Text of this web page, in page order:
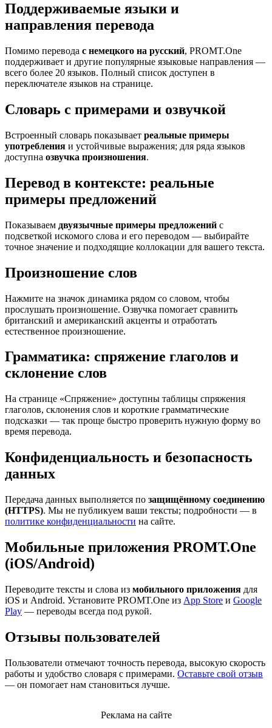
Поддерживаемые языки и
направления перевода
Помимо перевода с немецкого на русский, PROMT.One
поддерживает и другие популярные языковые направления —
всего более 20 языков. Полный список доступен в
переключателе языков на странице.
Словарь с примерами и озвучкой
Встроенный словарь показывает реальные примеры
употребления и устойчивые выражения; для ряда языков
доступна озвучка произношения.
Перевод в контексте: реальные
примеры предложений
Показываем двуязычные примеры предложений с
подсветкой искомого слова и его переводом — выбирайте
точное значение и подходящие коллокации для вашего текста.
Произношение слов
Нажмите на значок динамика рядом со словом, чтобы
прослушать произношение. Озвучка помогает сравнить
британский и американский акценты и отработать
естественное произношение.
Грамматика: спряжение глаголов и
склонение слов
На странице «Спряжение» доступны таблицы спряжения
глаголов, склонения слов и короткие грамматические
подсказки — так проще быстро проверить нужную форму во
время перевода.
Конфиденциальность и безопасность
данных
Передача данных выполняется по защищённому соединению
(HTTPS). Мы не публикуем ваши тексты; подробности — в
политике конфиденциальности на сайте.
Мобильные приложения PROMT.One
(iOS/Android)
Переводите тексты и слова из мобильного приложения для
iOS и Android. Установите PROMT.One из App Store и Google
Play — переводы всегда под рукой.
Отзывы пользователей
Пользователи отмечают точность перевода, высокую скорость
работы и удобство словаря с примерами. Оставьте свой отзыв
— он помогает нам становиться лучше.
Реклама на сайте